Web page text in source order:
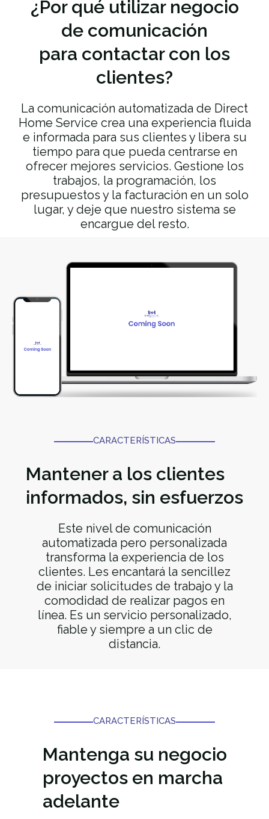
¿Por qué utilizar negocio
de comunicación
para contactar con los
clientes?
La comunicación automatizada de Direct
Home Service crea una experiencia fluida
e informada para sus clientes y libera su
tiempo para que pueda centrarse en
ofrecer mejores servicios. Gestione los
trabajos, la programación, los
presupuestos y la facturación en un solo
lugar, y deje que nuestro sistema se
encargue del resto.
CARACTERÍSTICAS
Mantener a los clientes
informados, sin esfuerzos
Este nivel de comunicación
automatizada pero personalizada
transforma la experiencia de los
clientes. Les encantará la sencillez
de iniciar solicitudes de trabajo y la
comodidad de realizar pagos en
línea. Es un servicio personalizado,
fiable y siempre a un clic de
distancia.
CARACTERÍSTICAS
Mantenga su negocio
proyectos en marcha
adelante